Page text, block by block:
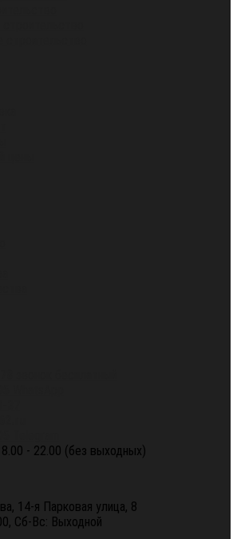
- 22.00 (без выходных)
14-я Парковая улица, 8
Сб-Вс: Выходной